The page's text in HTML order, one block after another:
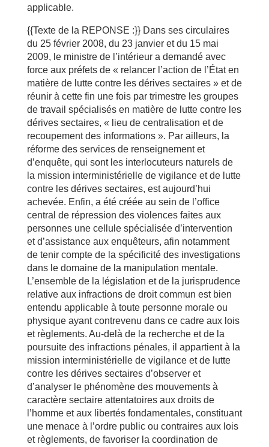
applicable.
{{Texte de la REPONSE :}} Dans ses circulaires
du 25 février 2008, du 23 janvier et du 15 mai
2009, le ministre de l’intérieur a demandé avec
force aux préfets de « relancer l’action de l’État en
matière de lutte contre les dérives sectaires » et de
réunir à cette fin une fois par trimestre les groupes
de travail spécialisés en matière de lutte contre les
dérives sectaires, « lieu de centralisation et de
recoupement des informations ». Par ailleurs, la
réforme des services de renseignement et
d’enquête, qui sont les interlocuteurs naturels de
la mission interministérielle de vigilance et de lutte
contre les dérives sectaires, est aujourd’hui
achevée. Enfin, a été créée au sein de l’office
central de répression des violences faites aux
personnes une cellule spécialisée d’intervention
et d’assistance aux enquêteurs, afin notamment
de tenir compte de la spécificité des investigations
dans le domaine de la manipulation mentale.
L’ensemble de la législation et de la jurisprudence
relative aux infractions de droit commun est bien
entendu applicable à toute personne morale ou
physique ayant contrevenu dans ce cadre aux lois
et règlements. Au-delà de la recherche et de la
poursuite des infractions pénales, il appartient à la
mission interministérielle de vigilance et de lutte
contre les dérives sectaires d’observer et
d’analyser le phénomène des mouvements à
caractère sectaire attentatoires aux droits de
l’homme et aux libertés fondamentales, constituant
une menace à l’ordre public ou contraires aux lois
et règlements, de favoriser la coordination de